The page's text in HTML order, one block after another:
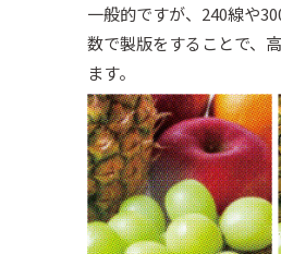
一般的ですが、240線や
数で製版をすることで、
ます。